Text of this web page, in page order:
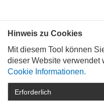
STARTSEITE
Hinweis zu Cookies
Mit diesem Tool können
dieser Website verwendet
Cookie Informationen.
Erforderlich